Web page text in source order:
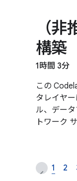
（
構築
1時間 3分
この
タレイヤ
ル、デー
トワーク
1 2